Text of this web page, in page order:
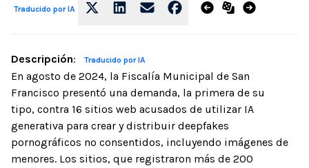
Traducido por IA
Descripción: Traducido por IA
En agosto de 2024, la Fiscalía Municipal de San
Francisco presentó una demanda, la primera de su
tipo, contra 16 sitios web acusados de utilizar IA
generativa para crear y distribuir deepfakes
pornográficos no consentidos, incluyendo imágenes de
menores. Los sitios, que registraron más de 200